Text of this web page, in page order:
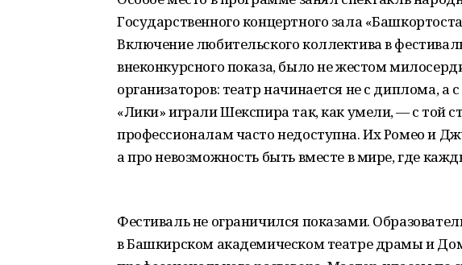
Государственного концертного зала
Включение любительского коллектива в
внеконкурсного показа, было не жестом
организаторов: театр начинается не с диплома, а
«Лики» играли Шекспира так, как умели, — с той
профессионалам часто недоступна. Их Ромео и
а про невозможность быть вместе в мире, где
Фестиваль не ограничился показами.
в Башкирском академическом театре драмы и